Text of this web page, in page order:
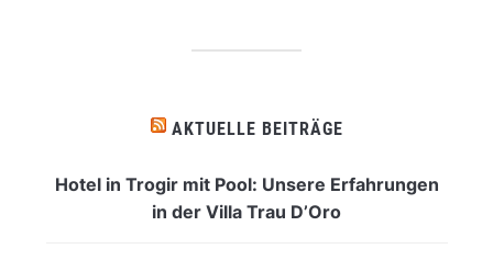
AKTUELLE BEITRÄGE
Hotel in Trogir mit Pool: Unsere Erfahrungen
in der Villa Trau D’Oro